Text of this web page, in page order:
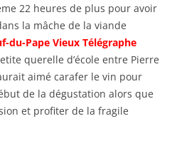
22 heures de plus pour avoir
la mâche de la viande
du-Pape Vieux Télégraphe
querelle d’école entre Pierre
aimé carafer le vin pour
de la dégustation alors que
et profiter de la fragile